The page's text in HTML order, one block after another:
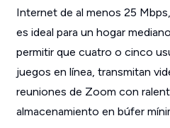
Internet de al menos 25
es ideal para un hogar
permitir que cuatro o cinco
juegos en línea, transmitan
reuniones de Zoom con
almacenamiento en búfer